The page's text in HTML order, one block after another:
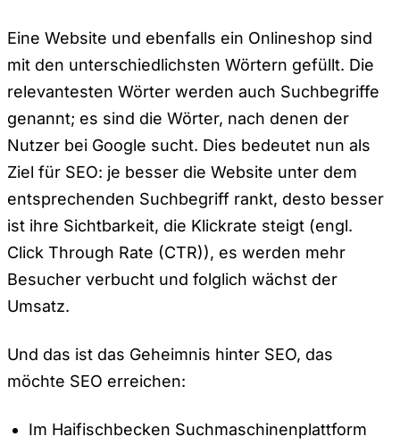
Eine Website und ebenfalls ein Onlineshop sind
mit den unterschiedlichsten Wörtern gefüllt. Die
relevantesten Wörter werden auch Suchbegriffe
genannt; es sind die Wörter, nach denen der
Nutzer bei Google sucht. Dies bedeutet nun als
Ziel für SEO: je besser die Website unter dem
entsprechenden Suchbegriff rankt, desto besser
ist ihre Sichtbarkeit, die Klickrate steigt (engl.
Click Through Rate (CTR)), es werden mehr
Besucher verbucht und folglich wächst der
Umsatz.
Und das ist das Geheimnis hinter SEO, das
möchte SEO erreichen:
Im Haifischbecken Suchmaschinenplattform